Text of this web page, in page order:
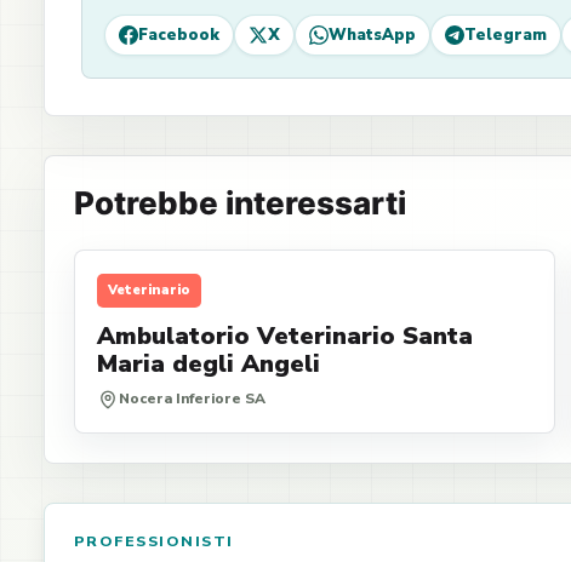
Facebook X WhatsApp Telegram
Potrebbe interessarti
Veterinario
Ambulatorio Veterinario Santa
Maria degli Angeli
Nocera Inferiore SA
PROFESSIONISTI